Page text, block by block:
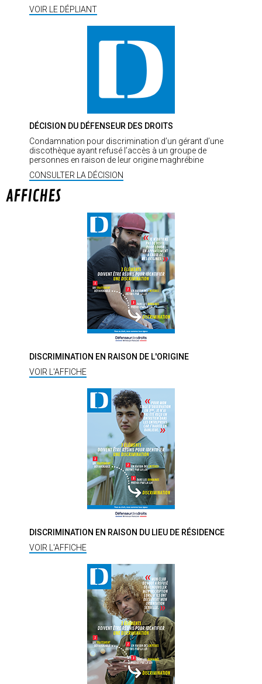
VOIR LE DÉPLIANT
DÉCISION DU DÉFENSEUR DES DROITS
Condamnation pour discrimination d’un gérant d’une
discothèque ayant refusé l’accès à un groupe de
personnes en raison de leur origine maghrébine
CONSULTER LA DÉCISION
AFFICHES
DISCRIMINATION EN RAISON DE L'ORIGINE
VOIR L'AFFICHE
DISCRIMINATION EN RAISON DU LIEU DE RÉSIDENCE
VOIR L'AFFICHE